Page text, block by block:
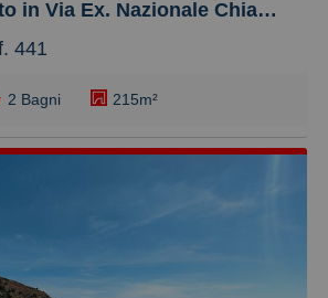
Ex. Nazionale Chianchitta s.n.c., Taormina
441
2 Bagni 215m²